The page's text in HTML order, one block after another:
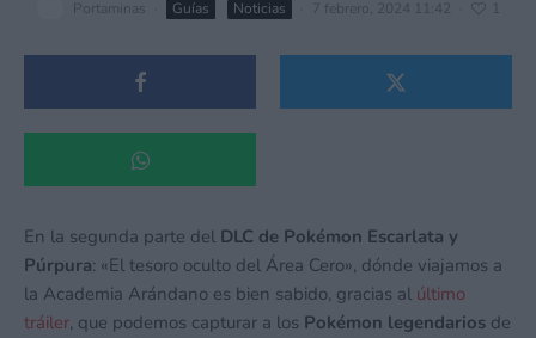
Portaminas Guías Noticias 7 febrero, 2024 11:42 1
En la segunda parte del DLC de Pokémon Escarlata y
Púrpura: «El tesoro oculto del Área Cero», dónde viajamos a
la Academia Arándano es bien sabido, gracias al último
tráiler, que podemos capturar a los Pokémon legendarios de